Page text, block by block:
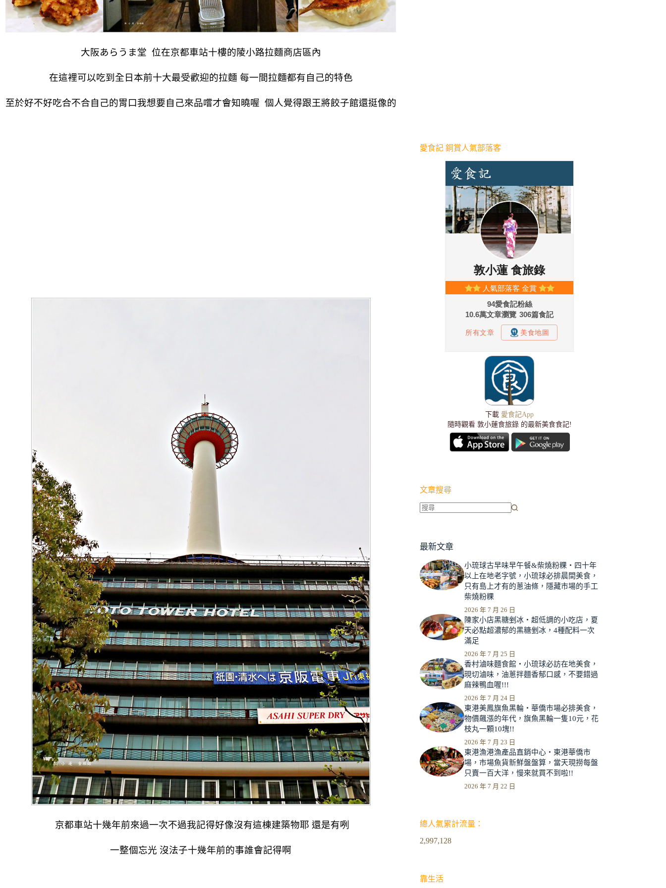
大阪あらうま堂 位在京都車站十樓的陵小路拉麵商店區內
在這裡可以吃到全日本前十大最受歡迎的拉麵 每一間拉麵都有自己的特色
至於好不好吃合不合自己的胃口我想要自己來品嚐才會知曉喔 個人覺得跟王將餃子館還挺像的
京都車站十幾年前來過一次不過我記得好像沒有這棟建築物耶 還是有咧
一整個忘光 沒法子十幾年前的事誰會記得啊
愛食記 銅賞人氣部落客
下載 愛食記App
隨時觀看 敦小蓮食旅錄 的最新美食食記!
文章搜尋
到
合
條
果
最新文章
小琉球古早味早午餐&柴燒粉粿‧四十年
以上在地老字號，小琉球必排晨間美食，
只有島上才有的蔥油條，隱藏市場的手工
柴燒粉粿
2026 年 7 月 26 日
陳家小店黑糖剉冰‧超低調的小吃店，夏
天必點超濃郁的黑糖剉冰，4種配料一次
滿足
2026 年 7 月 25 日
香村滷味麵食館‧小琉球必訪在地美食，
現切滷味，油蔥拌麵香郁口感，不要錯過
麻辣鴨血喔!!!
2026 年 7 月 24 日
東港美鳳旗魚黑輪‧華僑市場必排美食，
物價飆漲的年代，旗魚黑輪一隻10元，花
枝丸一顆10塊!!
2026 年 7 月 23 日
東港漁港漁產品直銷中心‧東港華僑市
場，市場魚貨新鮮盤盤算，當天現撈每盤
只賣一百大洋，慢來就買不到啦!!
2026 年 7 月 22 日
總人氣累計流量：
2,997,128
靠生活